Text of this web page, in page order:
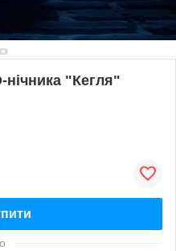
нічника "Кегля"